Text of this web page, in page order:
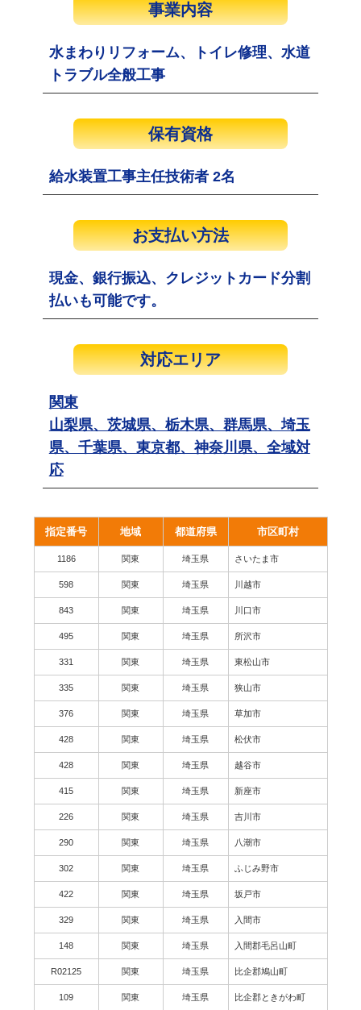
事業内容
水まわりリフォーム、トイレ修理、水道
トラブル全般工事
保有資格
給水装置工事主任技術者 2名
お支払い方法
現金、銀行振込、クレジットカード分割
払いも可能です。
対応エリア
関東
山梨県、茨城県、栃木県、群馬県、埼玉
県、千葉県、東京都、神奈川県、全域対
応
指定番号 地域 都道府県 市区町村
1186 関東 埼玉県 さいたま市
598 関東 埼玉県 川越市
843 関東 埼玉県 川口市
495 関東 埼玉県 所沢市
331 関東 埼玉県 東松山市
335 関東 埼玉県 狭山市
376 関東 埼玉県 草加市
428 関東 埼玉県 松伏市
428 関東 埼玉県 越谷市
415 関東 埼玉県 新座市
226 関東 埼玉県 吉川市
290 関東 埼玉県 八潮市
302 関東 埼玉県 ふじみ野市
422 関東 埼玉県 坂戸市
329 関東 埼玉県 入間市
148 関東 埼玉県 入間郡毛呂山町
R02125 関東 埼玉県 比企郡鳩山町
109 関東 埼玉県 比企郡ときがわ町